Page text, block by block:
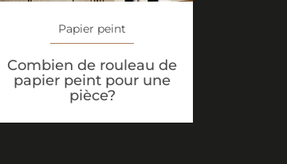
Papier peint
Combien de rouleau de
papier peint pour une
pièce?